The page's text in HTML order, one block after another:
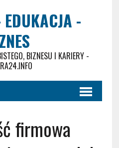
-
BIZNESU I KARIERY -
firmowa